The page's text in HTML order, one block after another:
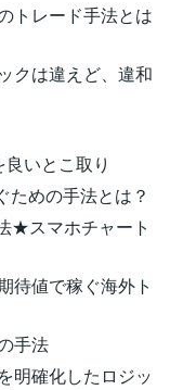
トレード手法とは
クは違えど、違和
いとこ取り
めの手法とは？
★スマホチャート
待値で稼ぐ海外ト
手法
明確化したロジッ